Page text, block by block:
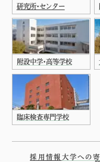
研究所・センター
附設中学・高等学校
臨床検査専門学校
採用情報 大学への